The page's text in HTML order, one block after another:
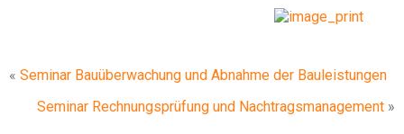
« Seminar Bauüberwachung und Abnahme der Bauleistungen
Seminar Rechnungsprüfung und Nachtragsmanagement »